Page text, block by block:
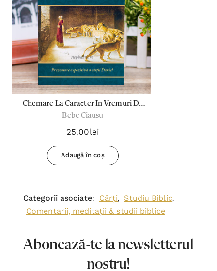
Chemare La Caracter In Vremuri De
Compromis - Bebe Ciausu
Bebe Ciausu
25,00lei
Adaugă în coș
Categorii asociate: Cărți, Studiu Biblic,
Comentarii, meditații & studii biblice
Abonează-te la newsletterul
nostru!